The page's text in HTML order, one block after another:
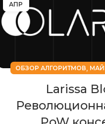
АПР
ОБЗОР АЛГОРИТМОВ,
Larissa